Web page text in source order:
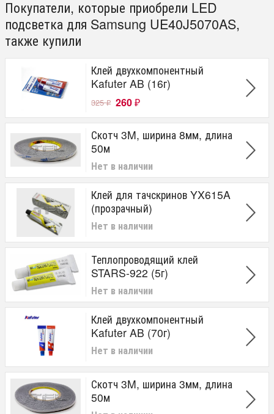
Покупатели, которые приобрели LED
подсветка для Samsung UE40J5070AS,
также купили
Клей двухкомпонентный
Kafuter AB (16г)
325₽ 260 ₽
Скотч 3M, ширина 8мм, длина
50м
Нет в наличии
Клей для тачскринов YX615A
(прозрачный)
Нет в наличии
Теплопроводящий клей
STARS-922 (5г)
Нет в наличии
Клей двухкомпонентный
Kafuter AB (70г)
Нет в наличии
Скотч 3M, ширина 3мм, длина
50м